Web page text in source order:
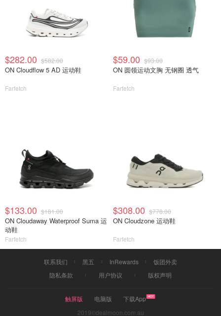
$282.00 $582.00
ON Cloudflow 5 AD 运动鞋
Farfetch
$59.00 $93.00
ON 圆领运动文胸 无钢圈 透气
Farfetch
$133.00 $181.00
ON Cloudaway Waterproof Suma 运
动鞋
Farfetch
$308.00 $778.00
ON Cloudzone 运动鞋
Farfetch
联系我们 黑五 InRewards
饭团外卖
隐私条款
用户协议 版权声明
触屏版 电脑版
下载App
2019©dealmoon.com.au